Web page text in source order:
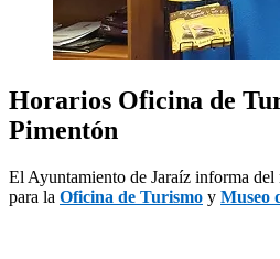
Horarios Oficina de
Pimentón
El Ayuntamiento de Jaraíz informa
para la Oficina de Turismo y Museo